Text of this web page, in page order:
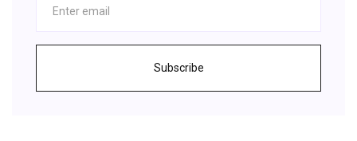
Subscribe